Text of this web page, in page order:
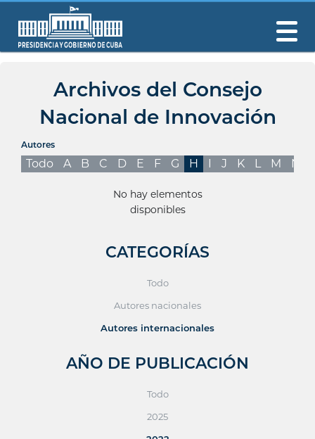
Archivos del Consejo
Nacional de Innovación
Autores
Todo A B C D E F G H I J K L M N
No hay elementos
disponibles
CATEGORÍAS
Todo
Autores nacionales
Autores internacionales
AÑO DE PUBLICACIÓN
Todo
2025